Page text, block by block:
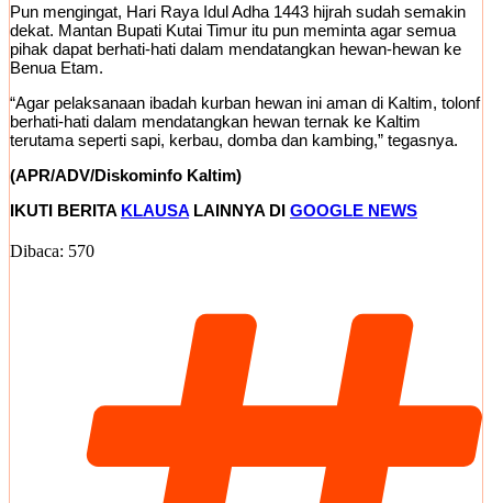
Pun mengingat, Hari Raya Idul Adha 1443 hijrah sudah semakin
dekat. Mantan Bupati Kutai Timur itu pun meminta agar semua
pihak dapat berhati-hati dalam mendatangkan hewan-hewan ke
Benua Etam.
“Agar pelaksanaan ibadah kurban hewan ini aman di Kaltim, tolonf
berhati-hati dalam mendatangkan hewan ternak ke Kaltim
terutama seperti sapi, kerbau, domba dan kambing,” tegasnya.
(APR/ADV/Diskominfo Kaltim)
IKUTI BERITA KLAUSA LAINNYA DI GOOGLE NEWS
Dibaca: 570